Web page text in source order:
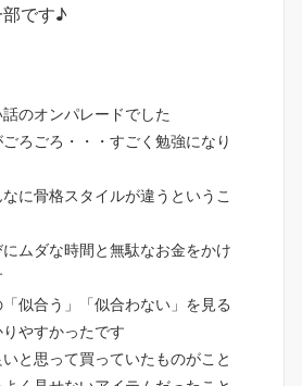
です♪
のオンパレードでした
ろごろ・・・すごく勉強になり
に骨格スタイルが違うというこ
にムダな時間と無駄なお金をかけ
似合う」「似合わない」を見る
やすかったです
と思って買っていたものがこと